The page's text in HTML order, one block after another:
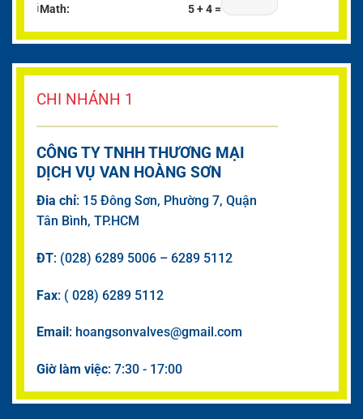
ℹMath: 5 + 4 =
CHI NHÁNH 1
CÔNG TY TNHH THƯƠNG MẠI
DỊCH VỤ VAN HOÀNG SƠN
Đia chỉ: 15 Đông Sơn, Phường 7, Quận
Tân Bình, TP.HCM
ĐT: (028) 6289 5006 – 6289 5112
Fax: ( 028) 6289 5112
Email : hoangsonvalves@gmail.com
Giờ làm việc: 7:30 - 17:00